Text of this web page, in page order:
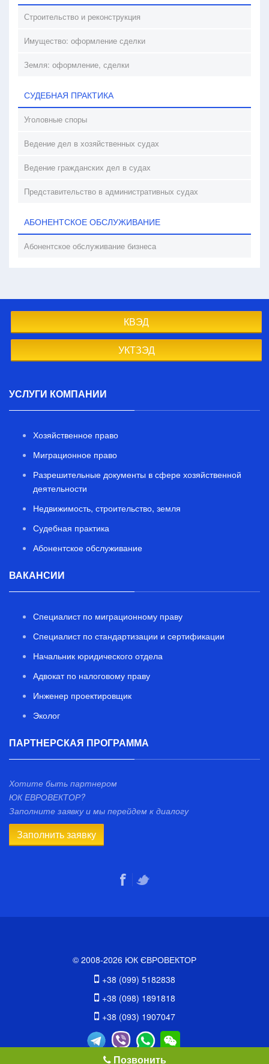
Строительство и реконструкция
Имущество: оформление сделки
Земля: оформление, сделки
СУДЕБНАЯ ПРАКТИКА
Уголовные споры
Ведение дел в хозяйственных судах
Ведение гражданских дел в судах
Представительство в административных судах
АБОНЕНТСКОЕ ОБСЛУЖИВАНИЕ
Абонентское обслуживание бизнеса
КВЭД
УКТЗЭД
УСЛУГИ КОМПАНИИ
Хозяйственное право
Миграционное право
Разрешительные документы в сфере хозяйственной
деятельности
Недвижимость, строительство, земля
Судебная практика
Абонентское обслуживание
ВАКАНСИИ
Специалист по миграционному праву
Специалист по стандартизации и сертификации
Начальник юридического отдела
Адвокат по налоговому праву
Инженер проектировщик
Эколог
ПАРТНЕРСКАЯ ПРОГРАММА
Хотите быть партнером
ЮК ЕВРОВЕКТОР?
Заполните заявку и мы перейдем к диалогу
Заполнить заявку
© 2008-2026 ЮК ЄВРОВЕКТОР
+38 (099) 5182838
+38 (098) 1891818
+38 (093) 1907047
Позвонить